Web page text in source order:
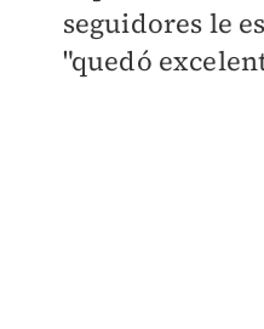
seguidores le
"quedó